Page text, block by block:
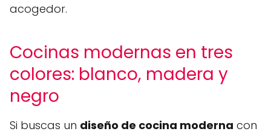
acogedor.
Cocinas modernas en tres
colores: blanco, madera y
negro
Si buscas un diseño de cocina moderna con